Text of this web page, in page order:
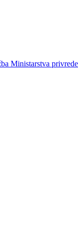
Ministarstva privrede